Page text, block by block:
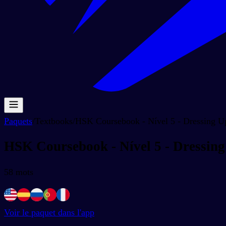
Paquets/Textbooks/HSK Coursebook - Nível 5 - Dressing
HSK Coursebook - Nível 5 -
58 mots
Voir le paquet dans l'app